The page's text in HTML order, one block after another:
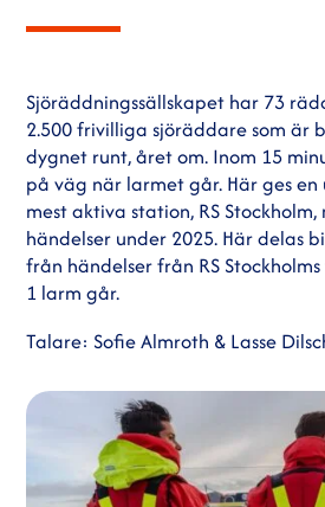
Sjöräddningssällskapet har 73
2.500 frivilliga sjöräddare som är
dygnet runt, året om. Inom 15
på väg när larmet går. Här ges
mest aktiva station, RS
händelser under 2025. Här delas
från händelser från RS
1 larm går.
Talare: Sofie Almroth & Lasse